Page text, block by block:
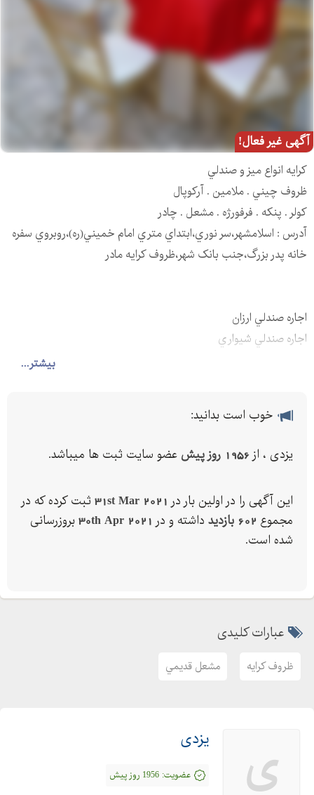
آگهی غیر فعال!
بیشتر...
کرايه انواع ميز و صندلي
ظروف چيني . ملامين . آرکوپال
کولر . پنکه . فرفورژه . مشعل . چادر
آدرس : اسلامشهر،سر نوري،ابتداي متري امام خميني(ره)،روبروي سفره
خانه پدر بزرگ،جنب بانک شهر،ظروف کرايه مادر
اجاره صندلي ارزان
اجاره صندلي شيواري
اجاره ميز و صندلي چوبي
انواع مشعل
انواع مشعل هاي صنعتي
پنکه ايستاده ارزان
پنکه ديواري
پنکه روميزي دمنده
چادر دخترانه
چه مدل چادري زيباتر است
ظروف کرايه
ظروف کرايه در تهران اسلامشهر
خوب است بدانید:
یزدی ، از 1956 روز پیش عضو سایت ثبت ها میباشد.
این آگهی را در اولین بار در 31st Mar 2021 ثبت کرده که در
مجموع 602 بازدید داشته و در 30th Apr 2021 بروزرسانی
شده است.
عبارات کلیدی
ظروف کرايه مشعل قديمي
ی یزدی
عضویت: 1956 روز پیش